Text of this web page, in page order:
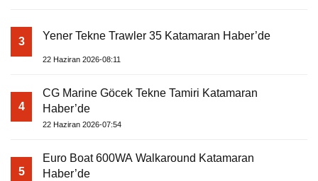
3 Yener Tekne Trawler 35 Katamaran Haber’de
22 Haziran 2026-08:11
4
CG Marine Göcek Tekne Tamiri Katamaran
Haber’de
22 Haziran 2026-07:54
5
Euro Boat 600WA Walkaround Katamaran
Haber’de